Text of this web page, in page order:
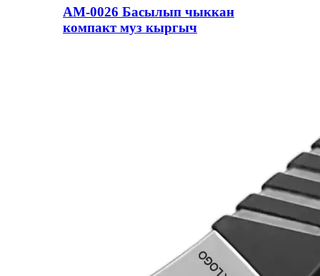
AM-0026 Басылып чыккан
компакт муз кыргыч